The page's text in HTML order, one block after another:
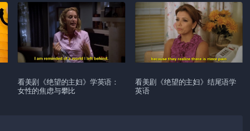
看美剧《绝望的主妇》学英语：
女性的焦虑与攀比
看美剧《绝望的主妇》结尾语学
英语